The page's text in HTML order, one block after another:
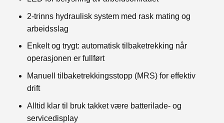
2-trinns hydraulisk system med rask mating og
arbeidsslag
Enkelt og trygt: automatisk tilbaketrekking når
operasjonen er fullført
Manuell tilbaketrekkingsstopp (MRS) for effektiv
drift
Alltid klar til bruk takket være batterilade- og
servicedisplay